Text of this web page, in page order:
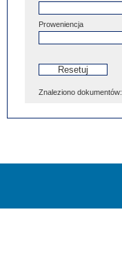
Proweniencja
Znaleziono dokumentów: